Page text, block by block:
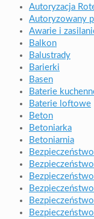
Autoryzacja
Autoryzowany
Awarie i
Balkon
Balustrady
Barierki
Basen
Baterie
Baterie loftowe
Beton
Betoniarka
Betoniarnia
Bezpieczeństwo